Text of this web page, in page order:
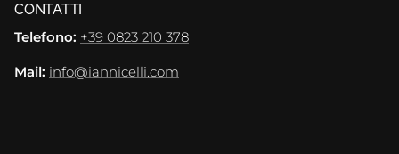
CONTATTI
Telefono: +39 0823 210 378
Mail: info@iannicelli.com